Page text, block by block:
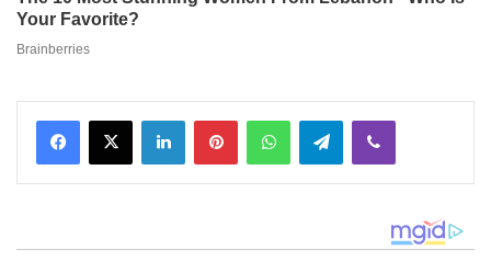
Facebook
X LinkedInPinterestWhatsAppTelegramViber